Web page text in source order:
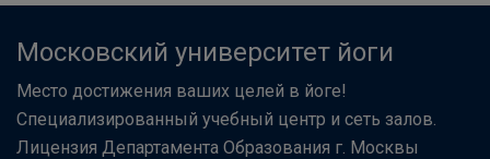
Московский университет йоги
Место достижения ваших целей в йоге!
Специализированный учебный центр и сеть залов.
Лицензия Департамента Образования г. Москвы